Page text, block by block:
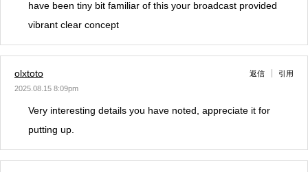
have been tiny bit familiar of this your broadcast provided
vibrant clear concept
olxtoto
2025.08.15 8:09pm
返信 引用
Very interesting details you have noted, appreciate it for
putting up.